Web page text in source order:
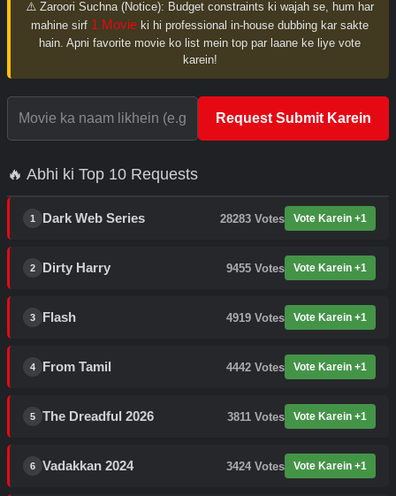
⚠️ Zaroori Suchna (Notice): Budget constraints ki wajah se, hum har
mahine sirf 1 Movie ki hi professional in-house dubbing kar sakte
hain. Apni favorite movie ko list mein top par laane ke liye vote
karein!
Request Submit Karein
🔥 Abhi ki Top 10 Requests
1 Dark Web Series 28283 Votes Vote Karein +1
2 Dirty Harry 9455 Votes Vote Karein +1
3 Flash 4919 Votes Vote Karein +1
4 From Tamil 4442 Votes Vote Karein +1
5 The Dreadful 2026 3811 Votes Vote Karein +1
6 Vadakkan 2024 3424 Votes Vote Karein +1